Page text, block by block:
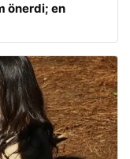
önerdi; en